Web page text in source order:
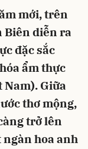
mới, trên
Biên diễn ra
đặc sắc
ẩm thực
Giữa
thơ mộng,
trở lên
ngàn hoa anh
Gửi